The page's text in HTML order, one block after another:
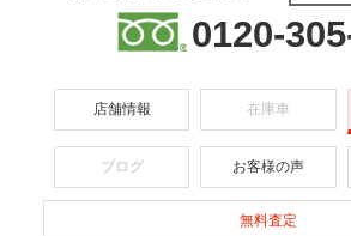
0120-
店舗情報 在庫車
ブログ お客様の声
無料査定